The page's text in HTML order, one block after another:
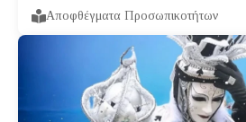
Αποφθέγματα Προσωπικοτήτων